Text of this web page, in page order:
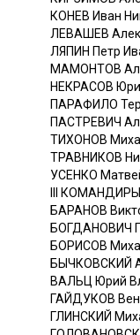
КОНЕВ Иван
ЛЕВАШЕВ
ЛЯПИН Петр
МАМОНТОВ
НЕКРАСОВ
ПАРАФИЛО
ПАСТРЕВИЧ
ТИХОНОВ
ТРАВНИКОВ
УСЕНКО
III
БАРАНОВ
БОГДАНОВИЧ
БОРИСОВ
БЫЧКОВСКИЙ
ВАЛЬЦ Юрий
ГАЙДУКОВ
ГЛИНСКИЙ